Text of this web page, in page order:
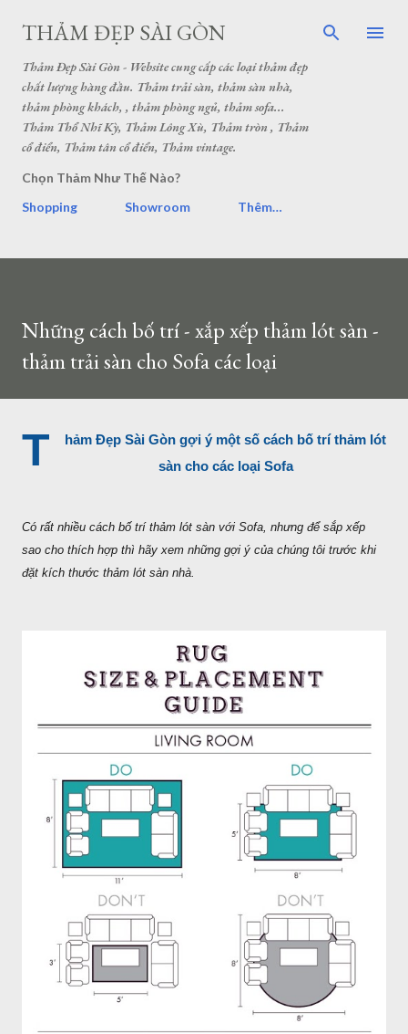
THẢM ĐẸP SÀI GÒN
Thảm Đẹp Sài Gòn - Website cung cấp các loại thảm đẹp
chất lượng hàng đầu. Thảm trải sàn, thảm sàn nhà,
thảm phòng khách, , thảm phòng ngủ, thảm sofa...
Thảm Thổ Nhĩ Kỳ, Thảm Lông Xù, Thảm tròn , Thảm
cổ điển, Thảm tân cổ điển, Thảm vintage.
Chọn Thảm Như Thế Nào?
Shopping
Showroom Thêm…
Những cách bố trí - xắp xếp thảm lót sàn -
thảm trải sàn cho Sofa các loại
T
hảm Đẹp Sài Gòn gợi ý một số cách bố trí thảm lót
sàn cho các loại Sofa
Có rất nhiều cách bố trí thảm lót sàn với Sofa, nhưng để sắp xếp
sao cho thích hợp thì hãy xem những gợi ý của chúng tôi trước khi
đặt kích thước thảm lót sàn nhà.